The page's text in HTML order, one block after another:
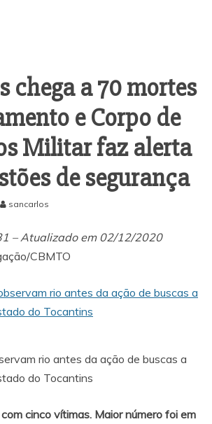
chega a 70 mortes
e Corpo de
Militar faz alerta
de segurança
sancarlos
– Atualizado em 02/12/2020
CBMTO
rio antes da ação de buscas a
do Tocantins
cinco vítimas. Maior número foi em